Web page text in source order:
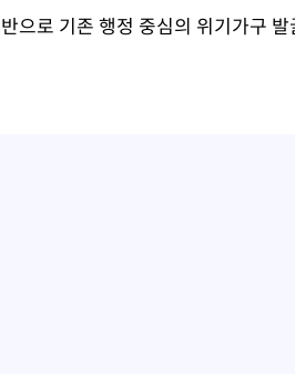
으로 기존 행정 중심의 위기가구 발